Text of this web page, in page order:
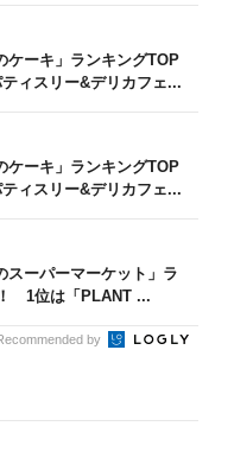
ケーキ」ランキングTOP
ィスリー&デリカフェ...
ケーキ」ランキングTOP
ィスリー&デリカフェ...
スーパーマーケット」ラ
1位は「PLANT ...
by